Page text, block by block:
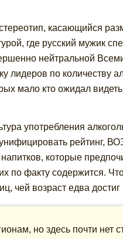
касающийся
где русский мужик
нейтральной
по количеству
мало кто ожидал
употребления
рейтинг,
которые
по факту содержится.
чей возраст едва достиг
но здесь почти нет